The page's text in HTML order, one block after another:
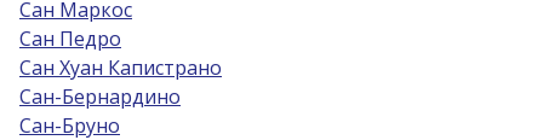
Сан Маркос
Сан Педро
Сан Хуан Капистрано
Сан-Бернардино
Сан-Бруно